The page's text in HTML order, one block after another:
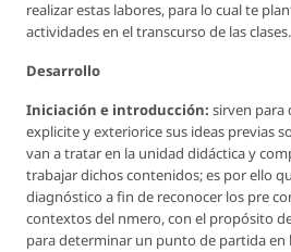
realizar estas labores, para lo cual te
actividades en el transcurso de las clases.
Desarrollo
Iniciación e introducción: sirven para
explicite y exteriorice sus ideas previas
van a tratar en la unidad didáctica y
trabajar dichos contenidos; es por ello
diagnóstico a fin de reconocer los pre
contextos del nmero, con el propósito
para determinar un punto de partida en